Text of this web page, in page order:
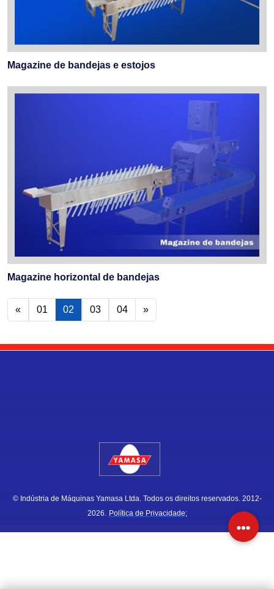
Magazine de bandejas e estojos
Magazine horizontal de bandejas
« 01 02 03 04 »
.
© Indústria de Máquinas Yamasa Ltda. Todos os direitos reservados. 2012-
2026. Política de Privacidade;